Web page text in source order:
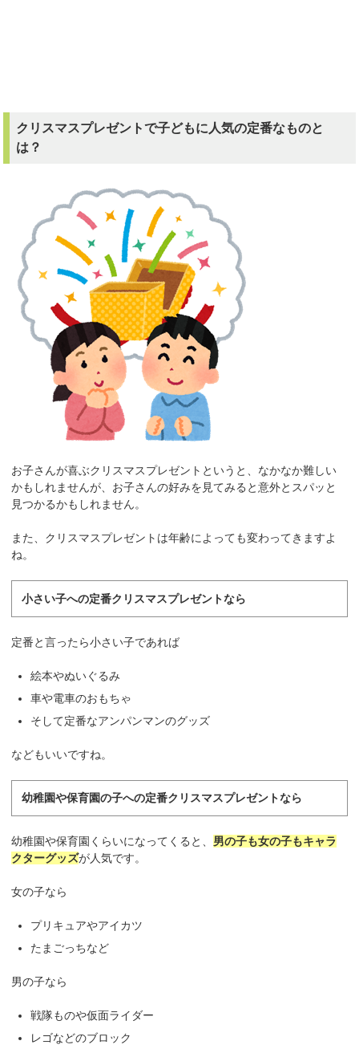
クリスマスプレゼントで子どもに人気の定番なものと
は？
お子さんが喜ぶクリスマスプレゼントというと、なかなか難しい
かもしれませんが、お子さんの好みを見てみると意外とスパッと
見つかるかもしれません。
また、クリスマスプレゼントは年齢によっても変わってきますよ
ね。
小さい子への定番クリスマスプレゼントなら
定番と言ったら小さい子であれば
絵本やぬいぐるみ
車や電車のおもちゃ
そして定番なアンパンマンのグッズ
などもいいですね。
幼稚園や保育園の子への定番クリスマスプレゼントなら
幼稚園や保育園くらいになってくると、 男の子も女の子もキャラ
クターグッズが人気です。
女の子なら
プリキュアやアイカツ
たまごっちなど
男の子なら
戦隊ものや仮面ライダー
レゴなどのブロック